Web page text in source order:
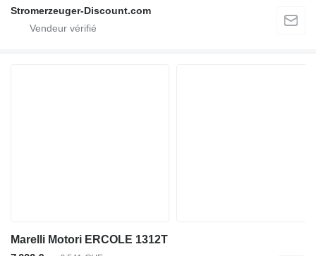
Stromerzeuger-Discount.com
Marelli Motori ERCOLE 1312T